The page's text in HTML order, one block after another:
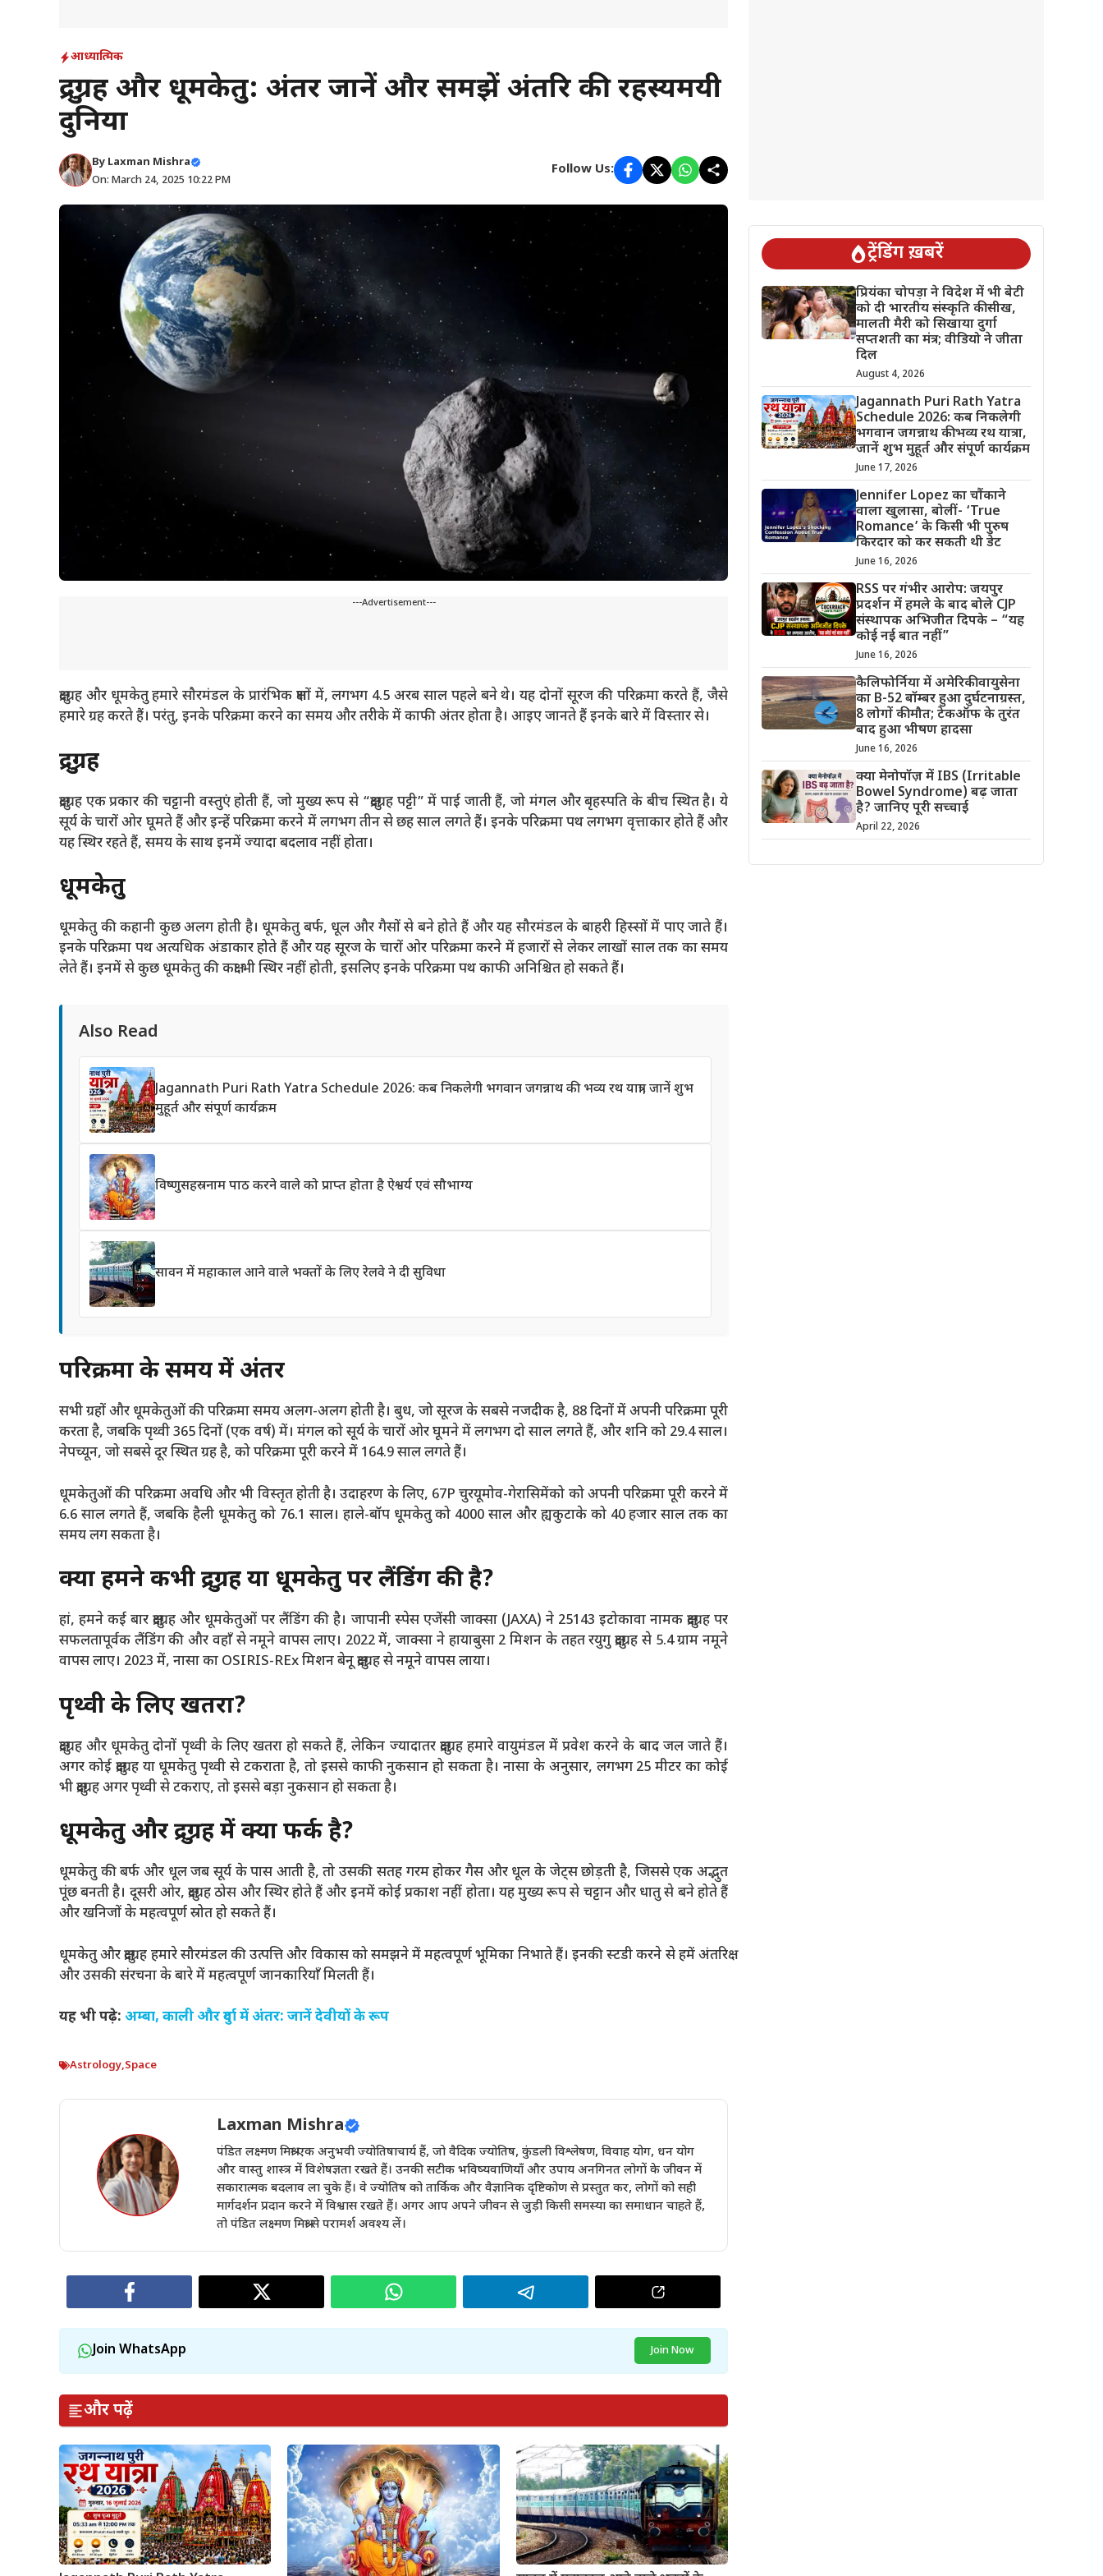
आध्यात्मिक
क्षुद्रग्रह और धूमकेतु: अंतर जानें और समझें अंतरिक्ष की रहस्यमयी
दुनिया
By Laxman Mishra
On: March 24, 2025 10:22 PM
Follow Us:
---Advertisement---
क्षुद्रग्रह और धूमकेतु हमारे सौरमंडल के प्रारंभिक क्षणों में, लगभग 4.5 अरब साल पहले बने थे। यह दोनों सूरज की परिक्रमा करते हैं, जैसे
हमारे ग्रह करते हैं। परंतु, इनके परिक्रमा करने का समय और तरीके में काफी अंतर होता है। आइए जानते हैं इनके बारे में विस्तार से।
क्षुद्रग्रह
क्षुद्रग्रह एक प्रकार की चट्टानी वस्तुएं होती हैं, जो मुख्य रूप से “क्षुद्रग्रह पट्टी” में पाई जाती हैं, जो मंगल और बृहस्पति के बीच स्थित है। ये
सूर्य के चारों ओर घूमते हैं और इन्हें परिक्रमा करने में लगभग तीन से छह साल लगते हैं। इनके परिक्रमा पथ लगभग वृत्ताकार होते हैं और
यह स्थिर रहते हैं, समय के साथ इनमें ज्यादा बदलाव नहीं होता।
धूमकेतु
धूमकेतु की कहानी कुछ अलग होती है। धूमकेतु बर्फ, धूल और गैसों से बने होते हैं और यह सौरमंडल के बाहरी हिस्सों में पाए जाते हैं।
इनके परिक्रमा पथ अत्यधिक अंडाकार होते हैं और यह सूरज के चारों ओर परिक्रमा करने में हजारों से लेकर लाखों साल तक का समय
लेते हैं। इनमें से कुछ धूमकेतु की कक्षा भी स्थिर नहीं होती, इसलिए इनके परिक्रमा पथ काफी अनिश्चित हो सकते हैं।
Also Read
Jagannath Puri Rath Yatra Schedule 2026: कब निकलेगी भगवान जगन्नाथ की भव्य रथ यात्रा, जानें शुभ
मुहूर्त और संपूर्ण कार्यक्रम
विष्णुसहस्रनाम पाठ करने वाले को प्राप्त होता है ऐश्वर्य एवं सौभाग्य
सावन में महाकाल आने वाले भक्तों के लिए रेलवे ने दी सुविधा
परिक्रमा के समय में अंतर
सभी ग्रहों और धूमकेतुओं की परिक्रमा समय अलग-अलग होती है। बुध, जो सूरज के सबसे नजदीक है, 88 दिनों में अपनी परिक्रमा पूरी
करता है, जबकि पृथ्वी 365 दिनों (एक वर्ष) में। मंगल को सूर्य के चारों ओर घूमने में लगभग दो साल लगते हैं, और शनि को 29.4 साल।
नेपच्यून, जो सबसे दूर स्थित ग्रह है, को परिक्रमा पूरी करने में 164.9 साल लगते हैं।
धूमकेतुओं की परिक्रमा अवधि और भी विस्तृत होती है। उदाहरण के लिए, 67P चुरयूमोव-गेरासिमेंको को अपनी परिक्रमा पूरी करने में
6.6 साल लगते हैं, जबकि हैली धूमकेतु को 76.1 साल। हाले-बॉप धूमकेतु को 4000 साल और ह्यकुटाके को 40 हजार साल तक का
समय लग सकता है।
क्या हमने कभी क्षुद्रग्रह या धूमकेतु पर लैंडिंग की है?
हां, हमने कई बार क्षुद्रग्रह और धूमकेतुओं पर लैंडिंग की है। जापानी स्पेस एजेंसी जाक्सा (JAXA) ने 25143 इटोकावा नामक क्षुद्रग्रह पर
सफलतापूर्वक लैंडिंग की और वहाँ से नमूने वापस लाए। 2022 में, जाक्सा ने हायाबुसा 2 मिशन के तहत रयुगु क्षुद्रग्रह से 5.4 ग्राम नमूने
वापस लाए। 2023 में, नासा का OSIRIS-REx मिशन बेनू क्षुद्रग्रह से नमूने वापस लाया।
पृथ्वी के लिए खतरा?
क्षुद्रग्रह और धूमकेतु दोनों पृथ्वी के लिए खतरा हो सकते हैं, लेकिन ज्यादातर क्षुद्रग्रह हमारे वायुमंडल में प्रवेश करने के बाद जल जाते हैं।
अगर कोई क्षुद्रग्रह या धूमकेतु पृथ्वी से टकराता है, तो इससे काफी नुकसान हो सकता है। नासा के अनुसार, लगभग 25 मीटर का कोई
भी क्षुद्रग्रह अगर पृथ्वी से टकराए, तो इससे बड़ा नुकसान हो सकता है।
धूमकेतु और क्षुद्रग्रह में क्या फर्क है?
धूमकेतु की बर्फ और धूल जब सूर्य के पास आती है, तो उसकी सतह गरम होकर गैस और धूल के जेट्स छोड़ती है, जिससे एक अद्भुत
पूंछ बनती है। दूसरी ओर, क्षुद्रग्रह ठोस और स्थिर होते हैं और इनमें कोई प्रकाश नहीं होता। यह मुख्य रूप से चट्टान और धातु से बने होते हैं
और खनिजों के महत्वपूर्ण स्रोत हो सकते हैं।
धूमकेतु और क्षुद्रग्रह हमारे सौरमंडल की उत्पत्ति और विकास को समझने में महत्वपूर्ण भूमिका निभाते हैं। इनकी स्टडी करने से हमें अंतरिक्ष
और उसकी संरचना के बारे में महत्वपूर्ण जानकारियाँ मिलती हैं।
यह भी पढ़े: अम्बा, काली और दुर्गा में अंतर: जानें देवीयों के रूप
Astrology,Space
Laxman Mishra
पंडित लक्ष्मण मिश्रा एक अनुभवी ज्योतिषाचार्य हैं, जो वैदिक ज्योतिष, कुंडली विश्लेषण, विवाह योग, धन योग
और वास्तु शास्त्र में विशेषज्ञता रखते हैं। उनकी सटीक भविष्यवाणियाँ और उपाय अनगिनत लोगों के जीवन में
सकारात्मक बदलाव ला चुके हैं। वे ज्योतिष को तार्किक और वैज्ञानिक दृष्टिकोण से प्रस्तुत कर, लोगों को सही
मार्गदर्शन प्रदान करने में विश्वास रखते हैं। अगर आप अपने जीवन से जुड़ी किसी समस्या का समाधान चाहते हैं,
तो पंडित लक्ष्मण मिश्रा से परामर्श अवश्य लें।
Join WhatsApp Join Now
और पढ़ें
ट्रेंडिंग ख़बरें
प्रियंका चोपड़ा ने विदेश में भी बेटी
को दी भारतीय संस्कृति की सीख,
मालती मैरी को सिखाया दुर्गा
सप्तशती का मंत्र; वीडियो ने जीता
दिल
August 4, 2026
Jagannath Puri Rath Yatra
Schedule 2026: कब निकलेगी
भगवान जगन्नाथ की भव्य रथ यात्रा,
जानें शुभ मुहूर्त और संपूर्ण कार्यक्रम
June 17, 2026
Jennifer Lopez का चौंकाने
वाला खुलासा, बोलीं- ‘True
Romance’ के किसी भी पुरुष
किरदार को कर सकती थी डेट
June 16, 2026
RSS पर गंभीर आरोप: जयपुर
प्रदर्शन में हमले के बाद बोले CJP
संस्थापक अभिजीत दिपके – “यह
कोई नई बात नहीं”
June 16, 2026
कैलिफोर्निया में अमेरिकी वायुसेना
का B-52 बॉम्बर हुआ दुर्घटनाग्रस्त,
8 लोगों की मौत; टेकऑफ के तुरंत
बाद हुआ भीषण हादसा
June 16, 2026
क्या मेनोपॉज़ में IBS (Irritable
Bowel Syndrome) बढ़ जाता
है? जानिए पूरी सच्चाई
April 22, 2026